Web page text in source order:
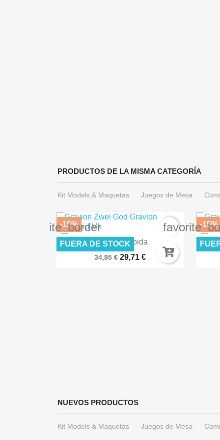
PRODUCTOS DE LA MISMA CATEGORÍA
Kit Models & Maquetas Juegos de Mesa
favorite_border
 Vista rápida
DRAGON BALL - Model Kit -...
34,95 € 29,71 €
-15%
FUERA DE STOCK
-15%
NUEVOS PRODUCTOS
Kit Models & Maquetas Juegos de Mesa